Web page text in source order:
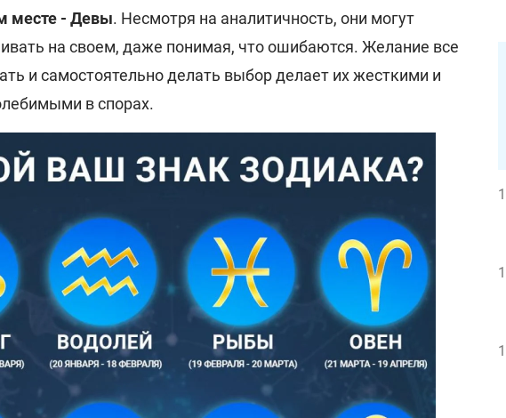
месте - Девы. Несмотря на аналитичность, они могут
на своем, даже понимая, что ошибаются. Желание все
и самостоятельно делать выбор делает их жесткими и
в спорах.